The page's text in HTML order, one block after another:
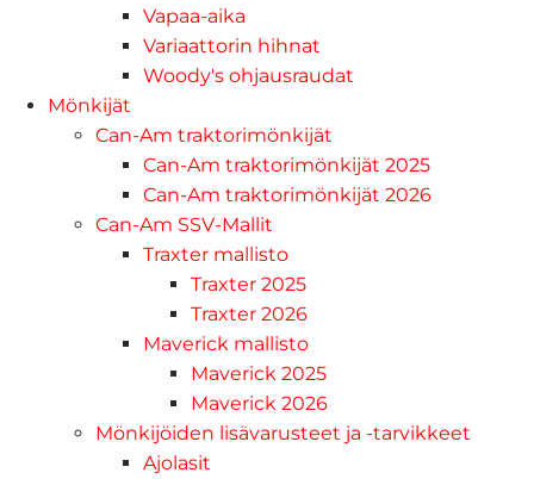
Vapaa-aika
Variaattorin hihnat
Woody's ohjausraudat
Mönkijät
Can-Am traktorimönkijät
Can-Am traktorimönkijät 2025
Can-Am traktorimönkijät 2026
Can-Am SSV-Mallit
Traxter mallisto
Traxter 2025
Traxter 2026
Maverick mallisto
Maverick 2025
Maverick 2026
Mönkijöiden lisävarusteet ja -tarvikkeet
Ajolasit